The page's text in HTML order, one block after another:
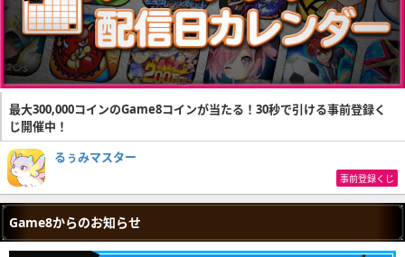
最大300,000コインのGame8コインが当たる！30秒で引ける事前登録く
じ開催中！
るぅみマスター
事前登録くじ
Game8からのお知らせ